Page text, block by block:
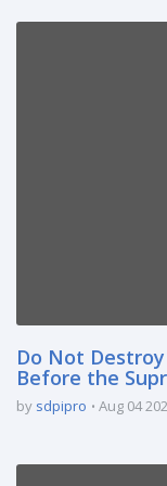
Do Not
Before the
by sdpipro Aug 04